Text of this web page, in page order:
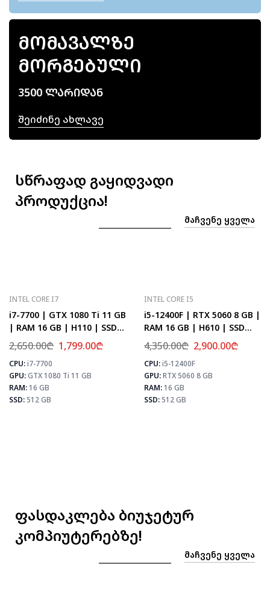
ᲛᲝᲛᲐᲕᲐᲚᲖᲔ
ᲛᲝᲠᲒᲔᲑᲣᲚᲘ
3500 ᲚᲐᲠᲘᲓᲐᲜ
Შეიძინე Ახლავე
სწრაფად გაყიდვადი
პროდუქცია!
ᲛᲐᲩᲕᲔᲜᲔ ᲧᲕᲔᲚᲐ
INTEL CORE I7
i7-7700 | GTX 1080 Ti 11 GB
| RAM 16 GB | H110 | SSD
512 GB
2,650.00₾ 1,799.00₾
CPU:i7-7700
GPU:GTX 1080 Ti 11 GB
RAM:16 GB
SSD:512 GB
⚡ MAX FPS
CS2
156
PUBG
101
Fortnite
119
INTEL CORE I5
i5-12400F | RTX 5060 8 GB |
RAM 16 GB | H610 | SSD
512 GB
4,350.00₾ 2,900.00₾
CPU:i5-12400F
GPU:RTX 5060 8 GB
RAM:16 GB
SSD:512 GB
ფასდაკლება ბიუჯეტურ
კომპიუტერებზე!
ᲛᲐᲩᲕᲔᲜᲔ ᲧᲕᲔᲚᲐ